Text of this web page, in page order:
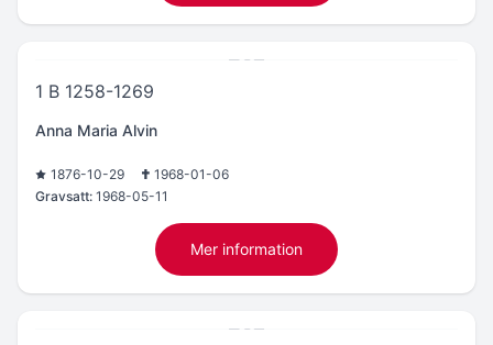
1 B 1258-1269
Anna Maria Alvin
1876-10-29
1968-01-06
Gravsatt: 1968-05-11
Mer information